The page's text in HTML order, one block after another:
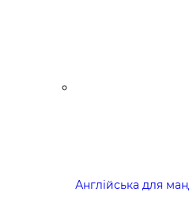
Англійська для